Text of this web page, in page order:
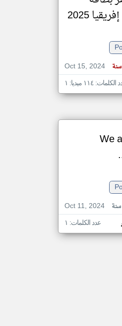
2025
Oct 15, 2024
١١٤ ميديا: ١
We
Oct 11, 2024
عدد الكلمات: ١